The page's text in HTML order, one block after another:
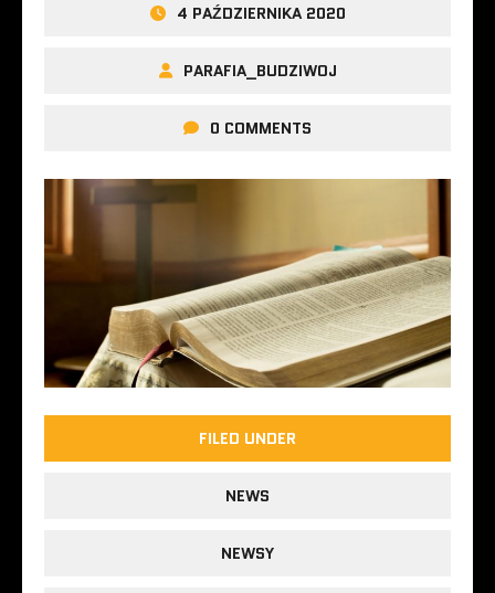
4 PAŹDZIERNIKA 2020
PARAFIA_BUDZIWOJ
0 COMMENTS
FILED UNDER
NEWS
NEWSY